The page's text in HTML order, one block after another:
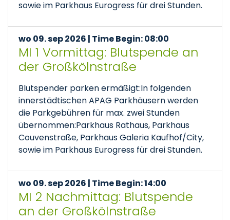
sowie im Parkhaus Eurogress für drei Stunden.
wo 09. sep 2026 | Time Begin: 08:00
MI 1 Vormittag: Blutspende an
der Großkölnstraße
Blutspender parken ermäßigt:In folgenden
innerstädtischen APAG Parkhäusern werden
die Parkgebühren für max. zwei Stunden
übernommen:Parkhaus Rathaus, Parkhaus
Couvenstraße, Parkhaus Galeria Kaufhof/City,
sowie im Parkhaus Eurogress für drei Stunden.
wo 09. sep 2026 | Time Begin: 14:00
MI 2 Nachmittag: Blutspende
an der Großkölnstraße